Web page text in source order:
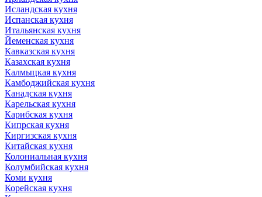
Исландская кухня
Испанская кухня
Итальянская кухня
Йеменская кухня
Кавказская кухня
Казахская кухня
Калмыцкая кухня
Камбоджийская кухня
Канадская кухня
Карельская кухня
Карибская кухня
Кипрская кухня
Киргизская кухня
Китайская кухня
Колониальная кухня
Колумбийская кухня
Коми кухня
Корейская кухня